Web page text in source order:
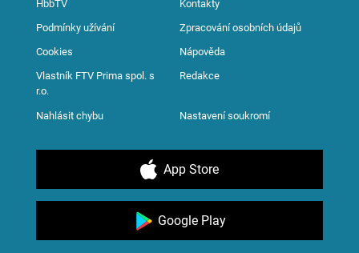
HbbTV Kontakty
Podmínky užívání Zpracování osobních údajů
Cookies Nápověda
Vlastník FTV Prima spol. s
r.o.
Redakce
Nahlásit chybu Nastavení soukromí
App Store
Google Play